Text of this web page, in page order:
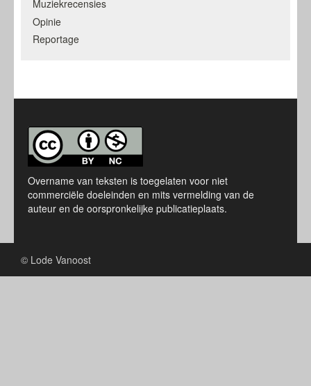
Muziekrecensies
Opinie
Reportage
Overname van teksten is toegelaten voor niet
commerciële doeleinden en mits vermelding van de
auteur en de oorspronkelijke publicatieplaats.
© Lode Vanoost